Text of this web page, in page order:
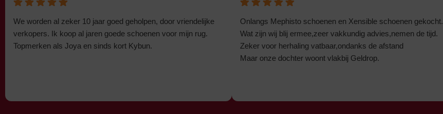
We worden al zeker 10 jaar goed geholpen, door vriendelijke
verkopers. Ik koop al jaren goede schoenen voor mijn rug.
Topmerken als Joya en sinds kort Kybun.
Onlangs Mephisto schoenen en Xensible schoenen gekocht.
Wat zijn wij blij ermee,zeer vakkundig advies,nemen de tijd.
Zeker voor herhaling vatbaar,ondanks de afstand
Maar onze dochter woont vlakbij Geldrop.